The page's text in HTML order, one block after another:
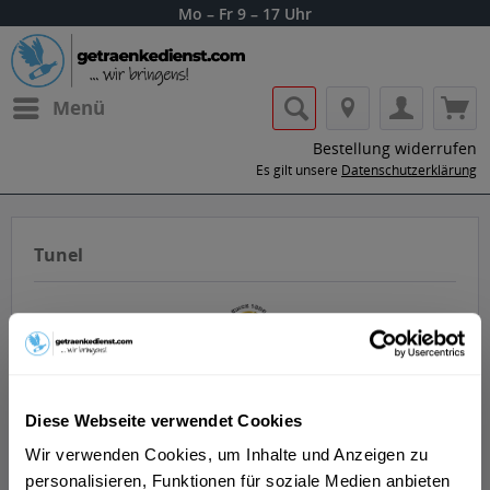
Diese Webseite verwendet Cookies
Wir verwenden Cookies, um Inhalte und Anzeigen zu
personalisieren, Funktionen für soziale Medien anbieten
Mo – Fr 9 – 17 Uhr
Menü
Bestellung widerrufen
Es gilt unsere Datenschutzerklärung
Tunel
Lass dir die Getränke von Tunel nach
Hause oder ins Büro liefern.